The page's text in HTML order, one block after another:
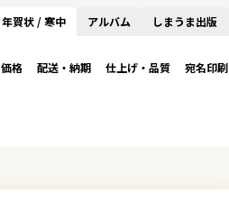
年賀状 / 寒中 アルバム しまうま出版
価格 配送・納期 仕上げ・品質 宛名印刷